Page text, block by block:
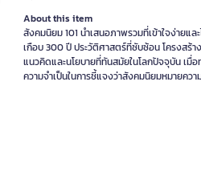
About this item
สังคมนิยม 101 นำเสนอภาพรวมที่เข้าใจง่ายแ
เกือบ 300 ปี ประวัติศาสตร์ที่ซับซ้อน โครงสร้
แนวคิดและนโยบายที่ทันสมัยในโลกปัจจุบัน เ
ความจำเป็นในการชี้แจงว่าสังคมนิยมหมายคว